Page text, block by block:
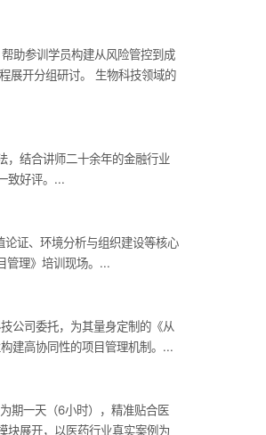
助参训学员构建从风险管控到成
展开分组研讨。 生物科技领域的
，结合讲师二十余年的金融行业
致好评。...
证、环境分析与组织建设等核心
管理》培训现场。...
公司委托，为其量身定制的《从
建高协同性的项目管理机制。...
期一天（6小时），精准贴合医
块展开，以医药行业真实案例为